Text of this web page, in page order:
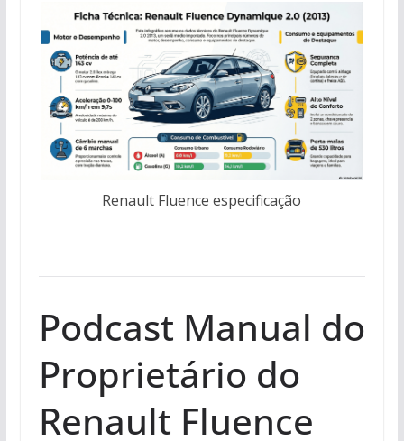
Renault Fluence especificação
Podcast Manual do
Proprietário do
Renault Fluence